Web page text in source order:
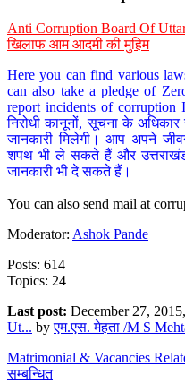
Anti Corruption Board Of
खिलाफ आम आदमी की मुहिम
Here you can find various
can also take a pledge of
report incidents of corruption
निरोधी कानूनों, सूचना के
जानकारी मिलेगी। आप अपने
शपथ भी ले सकते हैं और उत्तराखंड
जानकारी भी दे सकते हैं।
You can also send mail at
Moderator: Ashok Pande
Posts: 614
Topics: 24
Last post: December 27,
Ut... byएम.एस. मेहता /M S
Matrimonial & Vacancies
सम्बन्धित